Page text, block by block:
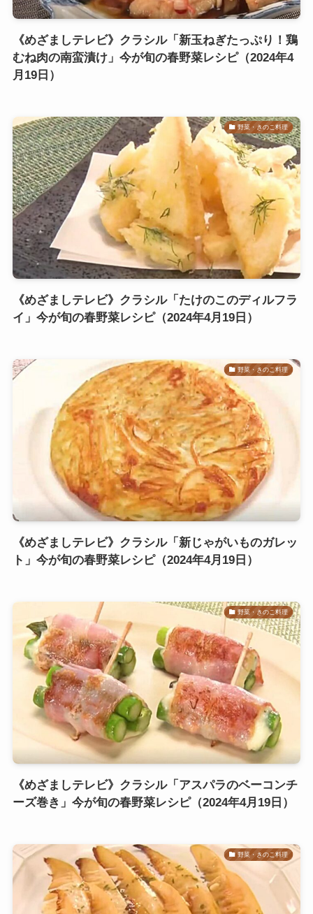
《めざましテレビ》クラシル「新玉ねぎたっぷり！鶏
むね肉の南蛮漬け」今が旬の春野菜レシピ（2024年4
月19日）
野菜・きのこ料理
《めざましテレビ》クラシル「たけのこのディルフラ
イ」今が旬の春野菜レシピ（2024年4月19日）
野菜・きのこ料理
《めざましテレビ》クラシル「新じゃがいものガレッ
ト」今が旬の春野菜レシピ（2024年4月19日）
野菜・きのこ料理
《めざましテレビ》クラシル「アスパラのベーコンチ
ーズ巻き」今が旬の春野菜レシピ（2024年4月19日）
野菜・きのこ料理